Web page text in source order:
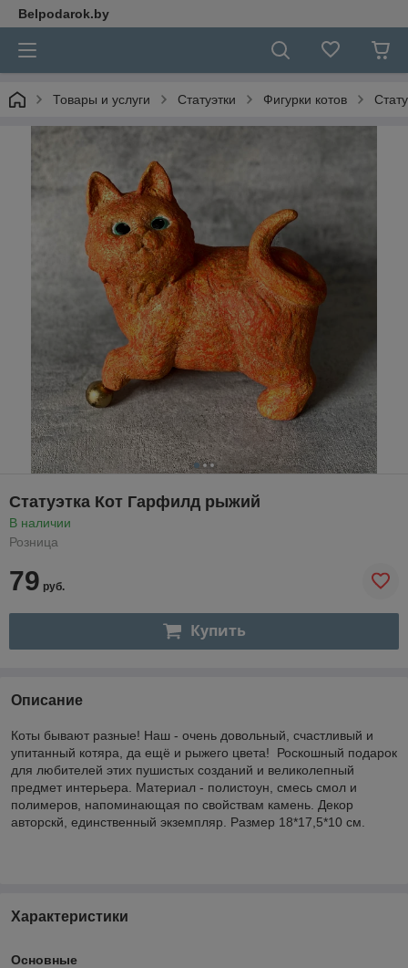
Belpodarok.by
Товары и услуги Статуэтки Фигурки котов
Статуэтка Кот Гарфилд рыжий
В наличии
Розница
79 руб.
Купить
Описание
Коты бывают разные! Наш - очень довольный, счастливый и
упитанный котяра, да ещё и рыжего цвета! Роскошный подарок
для любителей этих пушистых созданий и великолепный
предмет интерьера. Материал - полистоун, смесь смол и
полимеров, напоминающая по свойствам камень. Декор
авторскй, единственный экземпляр. Размер 18*17,5*10 см.
Характеристики
Основные